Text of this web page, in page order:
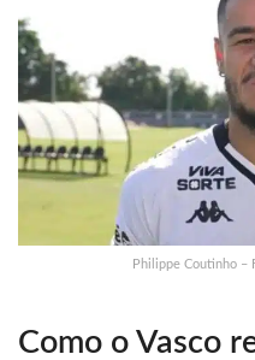
Philippe Coutinho –
Como o Vasco